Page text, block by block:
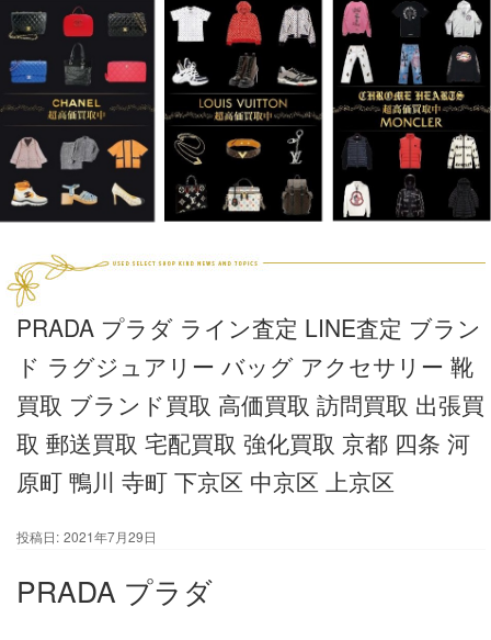
PRADA プラダ ライン査定 LINE査定 ブラン
ド ラグジュアリー バッグ アクセサリー 靴
買取 ブランド買取 高価買取 訪問買取 出張買
取 郵送買取 宅配買取 強化買取 京都 四条 河
原町 鴨川 寺町 下京区 中京区 上京区
投稿日: 2021年7月29日
PRADA プラダ